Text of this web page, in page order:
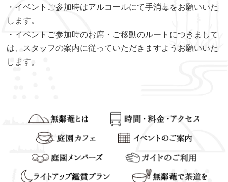
・イベントご参加時はアルコールにて手消毒をお願いいた
します。
・イベントご参加時のお席・ご移動のルートにつきまして
は、スタッフの案内に従っていただきますようお願いいた
します。